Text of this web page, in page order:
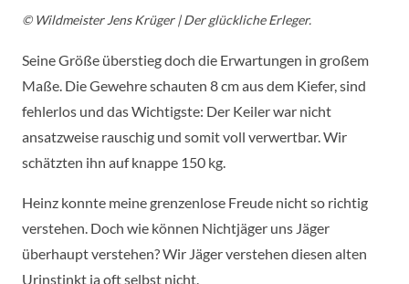
© Wildmeister Jens Krüger |Der glückliche Erleger.
Seine Größe überstieg doch die Erwartungen in großem
Maße. Die Gewehre schauten 8 cm aus dem Kiefer, sind
fehlerlos und das Wichtigste: Der Keiler war nicht
ansatzweise rauschig und somit voll verwertbar. Wir
schätzten ihn auf knappe 150 kg.
Heinz konnte meine grenzenlose Freude nicht so richtig
verstehen. Doch wie können Nichtjäger uns Jäger
überhaupt verstehen? Wir Jäger verstehen diesen alten
Urinstinkt ja oft selbst nicht.